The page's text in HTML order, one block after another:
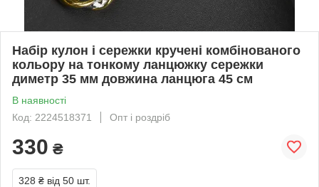
Набір кулон і сережки кручені комбінованого
кольору на тонкому ланцюжку сережки
диметр 35 мм довжина ланцюга 45 см
В наявності
Код: 2224518371
Опт і роздріб
330 ₴
328 ₴ від 50 шт.